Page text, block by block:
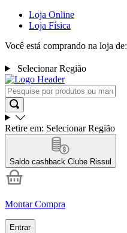
Loja Online
Loja Física
Você está comprando na loja de:
Selecionar Região
Retire em: Selecionar Região
Saldo cashback Clube Rissul
Montar Compra
Entrar